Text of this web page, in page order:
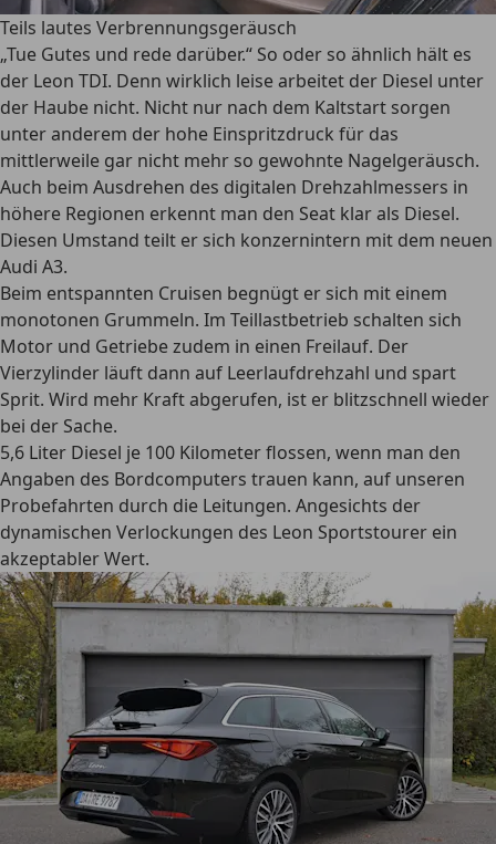
Teils lautes Verbrennungsgeräusch
„Tue Gutes und rede darüber.“ So oder so ähnlich hält es
der Leon TDI. Denn wirklich leise arbeitet der Diesel unter
der Haube nicht. Nicht nur nach dem Kaltstart sorgen
unter anderem der hohe Einspritzdruck für das
mittlerweile gar nicht mehr so gewohnte Nagelgeräusch.
Auch beim Ausdrehen des digitalen Drehzahlmessers in
höhere Regionen erkennt man den Seat klar als Diesel.
Diesen Umstand teilt er sich konzernintern mit dem neuen
Audi A3.
Beim entspannten Cruisen begnügt er sich mit einem
monotonen Grummeln. Im Teillastbetrieb schalten sich
Motor und Getriebe zudem in einen Freilauf. Der
Vierzylinder läuft dann auf Leerlaufdrehzahl und spart
Sprit. Wird mehr Kraft abgerufen, ist er blitzschnell wieder
bei der Sache.
5,6 Liter Diesel je 100 Kilometer flossen, wenn man den
Angaben des Bordcomputers trauen kann, auf unseren
Probefahrten durch die Leitungen. Angesichts der
dynamischen Verlockungen des Leon Sportstourer ein
akzeptabler Wert.